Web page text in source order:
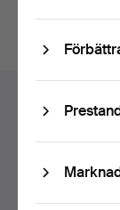
Hjälp och kontakt
Vi skickar med